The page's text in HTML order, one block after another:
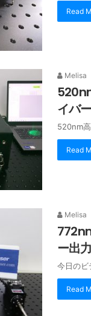
Read
Melisa
イバ
520nm
Read
Melisa
ー出力
今日の
Read